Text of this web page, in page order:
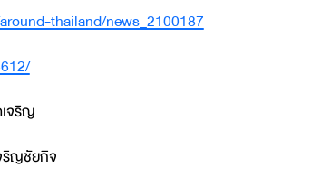
thailand/news_2100187
จริญ
ริญชัยกิจ